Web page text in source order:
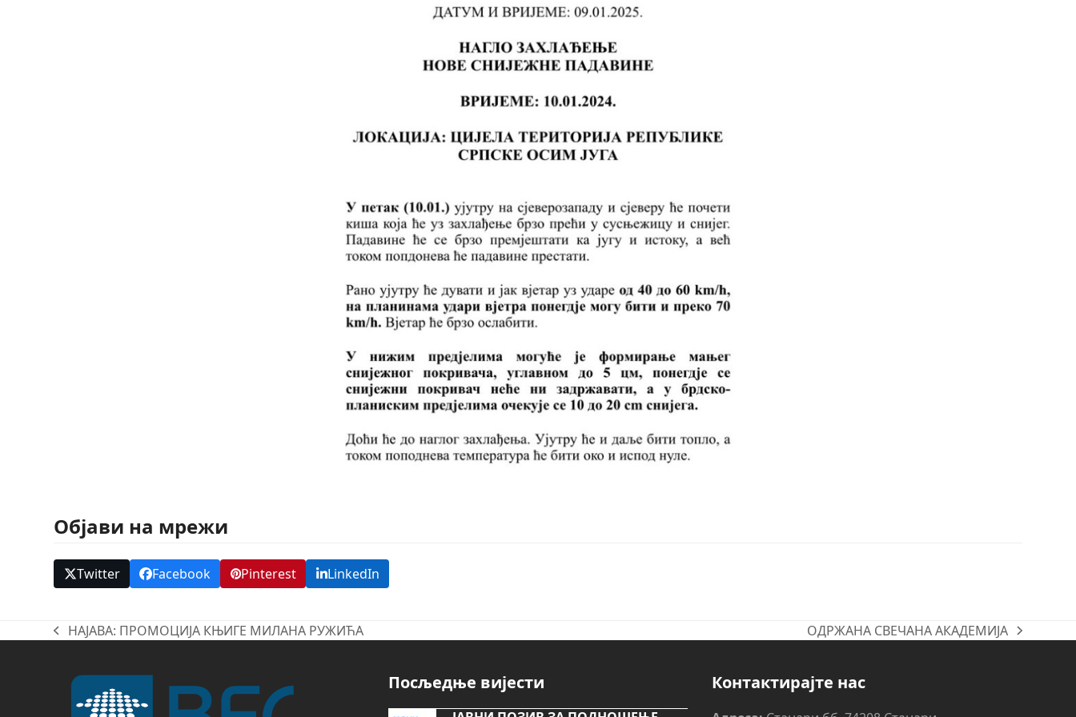
Објави на мрежи
Twitter Facebook Pinterest LinkedIn
previous
НАЈАВА: ПРОМОЦИЈА КЊИГЕ МИЛАНА РУЖИЋА
next
ОДРЖАНА СВЕЧАНА АКАДЕМИЈА
Посљедње вијести Контактирајте нас